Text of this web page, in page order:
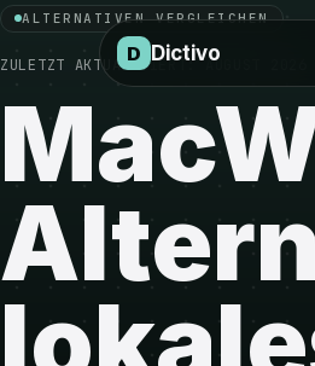
Zum Vergleich springen
D Dictivo
ALTERNATIVEN VERGLEICHEN
ZULETZT AKTUALISIERT:AUGUST 2026